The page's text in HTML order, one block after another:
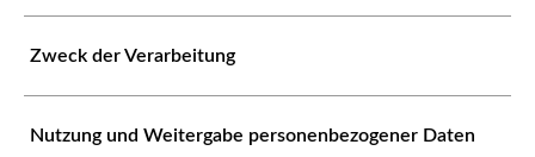
Zweck der Verarbeitung
Nutzung und Weitergabe personenbezogener Daten